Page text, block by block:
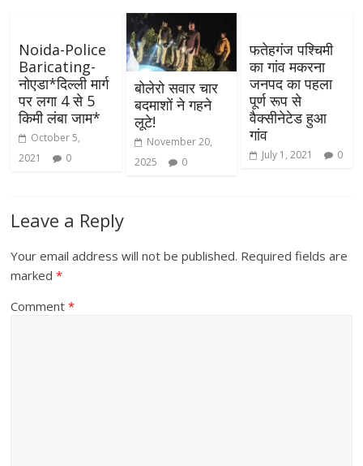
Noida-Police
Baricating-
नोएडा*दिल्ली मार्ग
पर लगा 4 से 5
किमी लंबा जाम*
October 5,
2021
0
बोलेरो सवार चार
बदमाशों ने गहने
लूटे!
November 20,
2025
0
फतेहगंज पश्चिमी
का गांव मकरना
जनपद का पहला
पूर्ण रूप से
वैक्सीनेटेड हुआ
गांव
July 1, 2021 0
Leave a Reply
Your email address will not be published. Required fields are
marked*
Comment*